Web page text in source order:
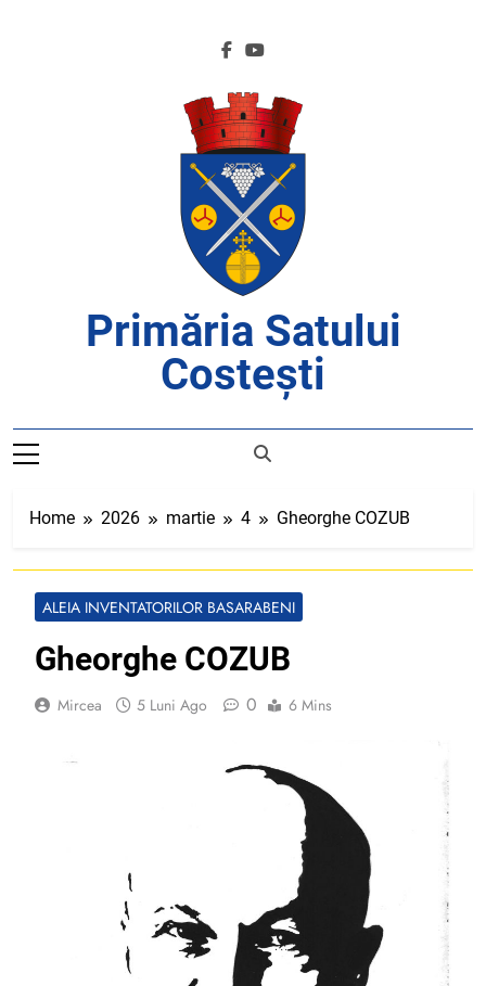
Primăria Satului
Costești
Home 2026 martie 4 Gheorghe COZUB
ALEIA INVENTATORILOR BASARABENI
Gheorghe COZUB
Mircea 5 Luni Ago 0 6 Mins